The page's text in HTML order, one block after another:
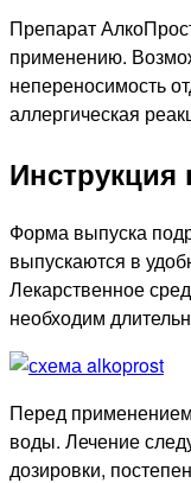
Препарат
применению.
непереносимость
аллергическая
Форма выпуска
выпускаются в
Лекарственное
необходим
Перед применением
воды. Лечение
дозировки,